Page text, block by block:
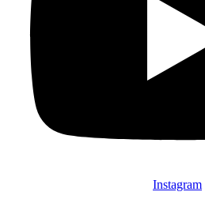
Instagram